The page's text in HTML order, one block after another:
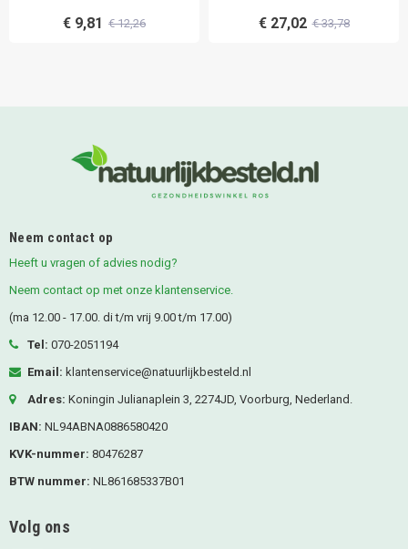
€ 9,81 € 12,26 € 27,02 € 33,78
Neem contact op
Heeft u vragen of advies nodig?
Neem contact op met onze klantenservice.
(ma 12.00 - 17.00. di t/m vrij 9.00 t/m 17.00)
Tel: 070-2051194
Email: klantenservice@natuurlijkbesteld.nl
Adres: Koningin Julianaplein 3, 2274JD, Voorburg, Nederland.
IBAN: NL94ABNA0886580420
KVK-nummer: 80476287
BTW nummer: NL861685337B01
Volg ons